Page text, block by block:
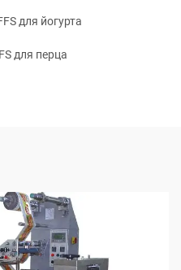
для йогурта
для перца